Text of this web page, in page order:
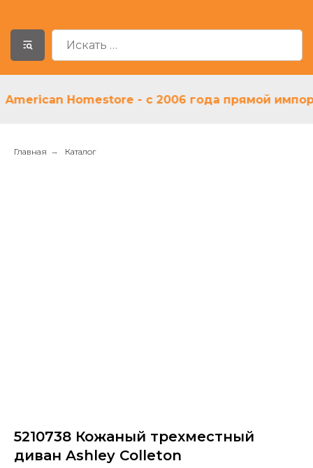
Homestore - с 2006 года прямой
Главная → Каталог
5210738 Кожаный трехместный
диван Ashley Colleton